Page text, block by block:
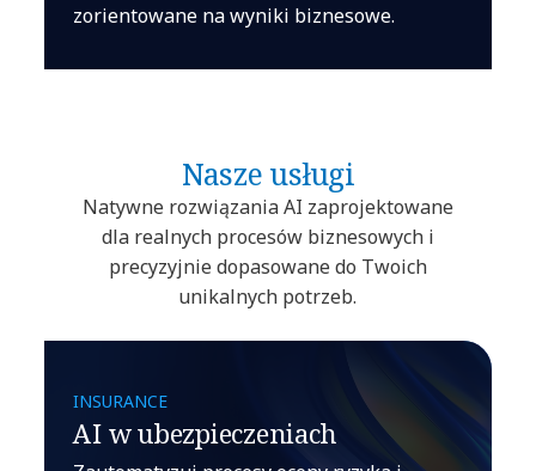
zorientowane na wyniki biznesowe.
Nasze usługi
Natywne rozwiązania AI zaprojektowane
dla realnych procesów biznesowych i
precyzyjnie dopasowane do Twoich
unikalnych potrzeb.
INSURANCE
AI w ubezpieczeniach